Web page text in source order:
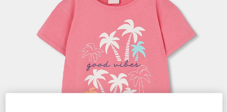
poursuit Commencer la